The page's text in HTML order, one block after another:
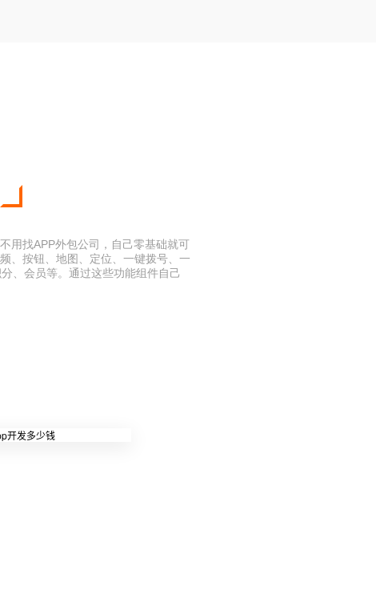
用找APP外包公司，自己零基础就可
、按钮、地图、定位、一键拨号、一
、会员等。通过这些功能组件自己